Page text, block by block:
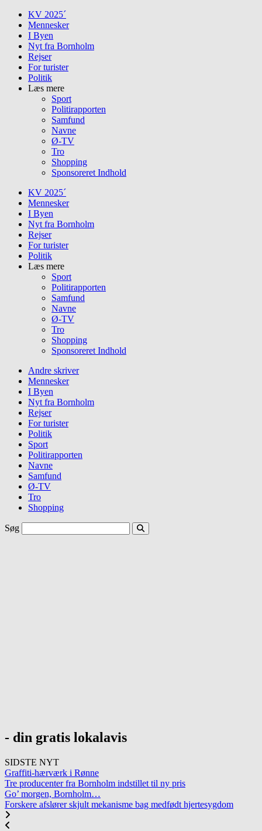
Skip
content
KV 2025´
Mennesker
I Byen
Nyt fra Bornholm
Rejser
For turister
Politik
Læs mere
Sport
Politirapporten
Samfund
Navne
Ø-TV
Tro
Shopping
Sponsoreret Indhold
KV 2025´
Mennesker
I Byen
Nyt fra Bornholm
Rejser
For turister
Politik
Læs mere
Sport
Politirapporten
Samfund
Navne
Ø-TV
Tro
Shopping
Sponsoreret Indhold
Andre skriver
Mennesker
I Byen
Nyt fra Bornholm
Rejser
For turister
Politik
Sport
Politirapporten
Navne
Samfund
Ø-TV
Tro
Shopping
Søg
- din gratis lokalavis
SIDSTE NYT
Graffiti-hærværk i Rønne
Tre producenter fra Bornholm indstillet til ny pris
Go’ morgen, Bornholm…
Forskere afslører skjult mekanisme bag medfødt hjertesygdom